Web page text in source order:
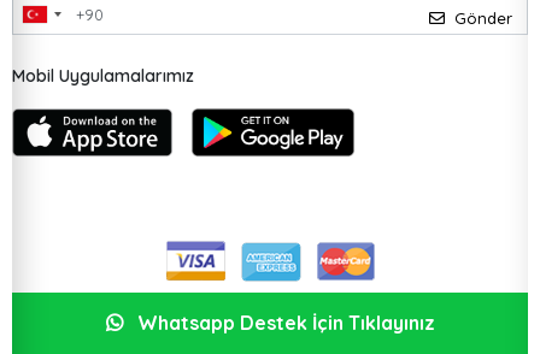
Gönder
Mobil Uygulamalarımız
Whatsapp Destek İçin Tıklayınız